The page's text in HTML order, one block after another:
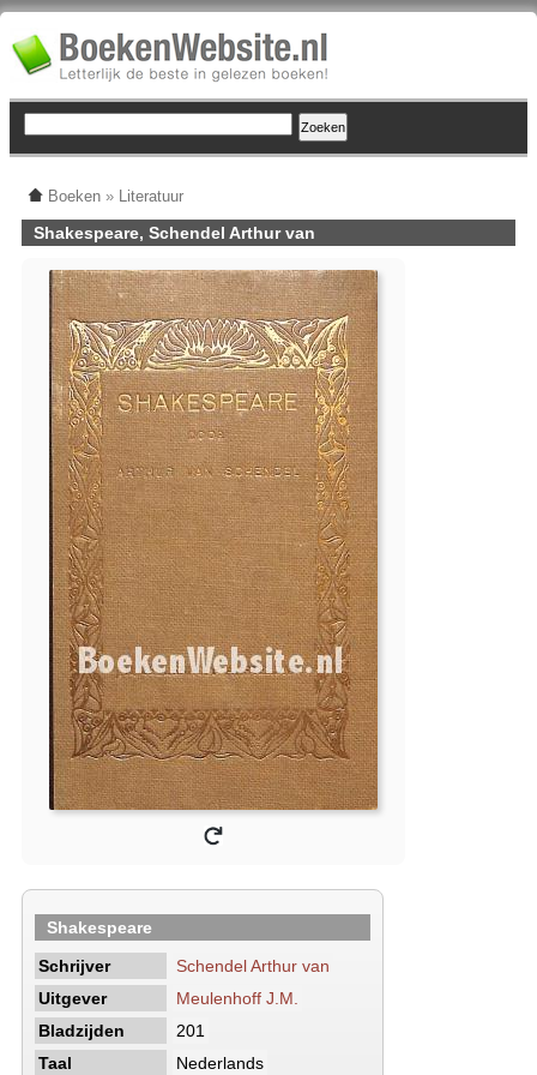
Boeken » Literatuur
Shakespeare, Schendel Arthur van
Shakespeare
Schrijver
Schendel Arthur van
Uitgever
Meulenhoff J.M.
Bladzijden
201
Taal
Nederlands